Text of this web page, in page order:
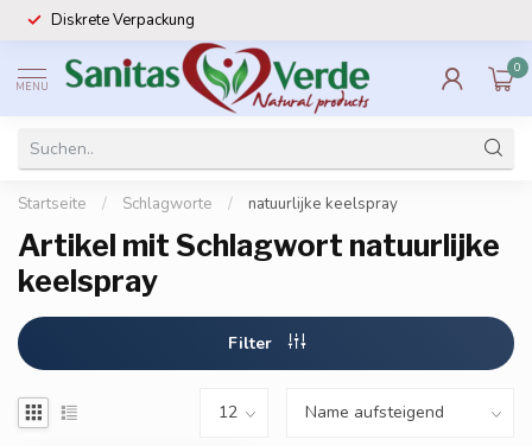
Diskrete Verpackung
MENU
0
Startseite / Schlagworte / natuurlijke keelspray
Artikel mit Schlagwort natuurlijke
keelspray
Filter